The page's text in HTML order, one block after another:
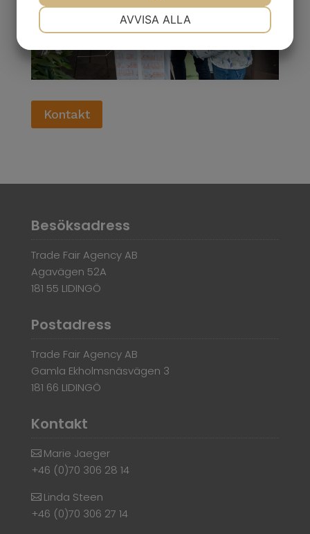
Kontakt
Besöksadress
Trade Fair Agency AB
Agavägen 52A
181 55 LIDINGÖ
Postadress
Trade Fair Agency AB
Gamla Ekholmsnäsvägen 3
181 66 LIDINGÖ
Kontakt
Marie Jaeger
+46 (0)70 306 28 14
Linda Steen
+46 (0)70 306 27 14
MARKNADSFÖRING STATISTIK
AVVISA ALLA